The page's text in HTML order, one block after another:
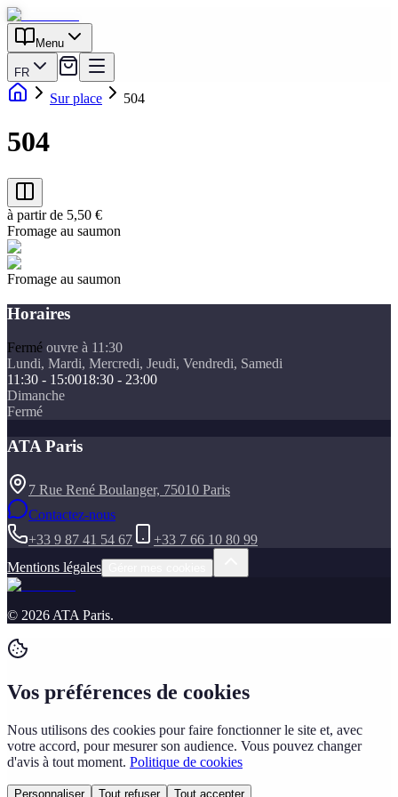
Menu
FR
Sur place 504
504
à partir de 5,50 €
Fromage au saumon
Fromage au saumon
Horaires
Fermé ouvre à 11:30
Lundi, Mardi, Mercredi, Jeudi, Vendredi, Samedi
11:30 - 15:0018:30 - 23:00
Dimanche
Fermé
ATA Paris
7 Rue René Boulanger, 75010 Paris
Contactez-nous
+33 9 87 41 54 67
+33 7 66 10 80 99
Mentions légales
© 2026 ATA Paris.
Vos préférences de cookies
Nous utilisons des cookies pour faire fonctionner le site et, avec
votre accord, pour mesurer son audience. Vous pouvez changer
d'avis à tout moment. Politique de cookies
Personnaliser Tout refuser Tout accepter